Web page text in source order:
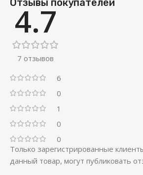
Отзывы покупателей
4.7
7 отзывов
6
0
1
0
0
Только зарегистрированные
данный товар, могут публиковать